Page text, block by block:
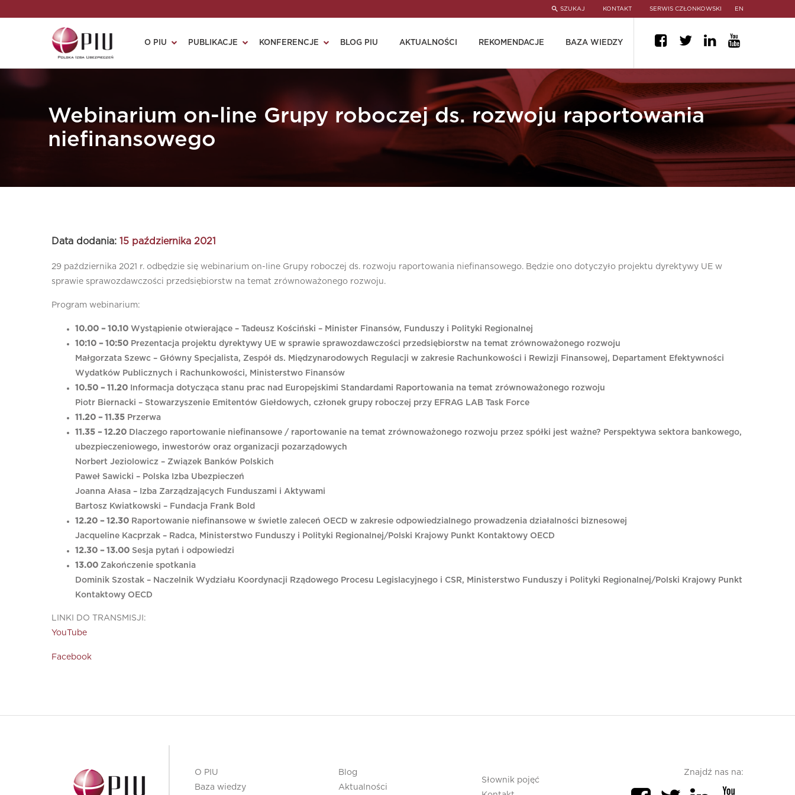
SZUKAJ KONTAKT SERWIS CZŁONKOWSKI EN
O PIU PUBLIKACJE KONFERENCJE BLOG PIU AKTUALNOŚCI REKOMENDACJE BAZA WIEDZY
Webinarium on-line Grupy roboczej ds. rozwoju raportowania
niefinansowego
Data dodania: 15 października 2021
29 października 2021 r. odbędzie się webinarium on-line Grupy roboczej ds. rozwoju raportowania niefinansowego. Będzie ono dotyczyło projektu dyrektywy UE w
sprawie sprawozdawczości przedsiębiorstw na temat zrównoważonego rozwoju.
Program webinarium:
10.00 – 10.10 Wystąpienie otwierające – Tadeusz Kościński – Minister Finansów, Funduszy i Polityki Regionalnej
10:10 – 10:50 Prezentacja projektu dyrektywy UE w sprawie sprawozdawczości przedsiębiorstw na temat zrównoważonego rozwoju
Małgorzata Szewc – Główny Specjalista, Zespół ds. Międzynarodowych Regulacji w zakresie Rachunkowości i Rewizji Finansowej, Departament Efektywności
Wydatków Publicznych i Rachunkowości, Ministerstwo Finansów
10.50 – 11.20 Informacja dotycząca stanu prac nad Europejskimi Standardami Raportowania na temat zrównoważonego rozwoju
Piotr Biernacki – Stowarzyszenie Emitentów Giełdowych, członek grupy roboczej przy EFRAG LAB Task Force
11.20 – 11.35 Przerwa
11.35 – 12.20 Dlaczego raportowanie niefinansowe / raportowanie na temat zrównoważonego rozwoju przez spółki jest ważne? Perspektywa sektora bankowego,
ubezpieczeniowego, inwestorów oraz organizacji pozarządowych
Norbert Jeziolowicz – Związek Banków Polskich
Paweł Sawicki – Polska Izba Ubezpieczeń
Joanna Ałasa – Izba Zarządzających Funduszami i Aktywami
Bartosz Kwiatkowski – Fundacja Frank Bold
12.20 – 12.30 Raportowanie niefinansowe w świetle zaleceń OECD w zakresie odpowiedzialnego prowadzenia działalności biznesowej
Jacqueline Kacprzak – Radca, Ministerstwo Funduszy i Polityki Regionalnej/Polski Krajowy Punkt Kontaktowy OECD
12.30 – 13.00 Sesja pytań i odpowiedzi
13.00 Zakończenie spotkania
Dominik Szostak – Naczelnik Wydziału Koordynacji Rządowego Procesu Legislacyjnego i CSR, Ministerstwo Funduszy i Polityki Regionalnej/Polski Krajowy Punkt
Kontaktowy OECD
LINKI DO TRANSMISJI:
YouTube
Facebook
O PIU
Baza wiedzy
Blog
Aktualności
Słownik pojęć
Znajdź nas na: